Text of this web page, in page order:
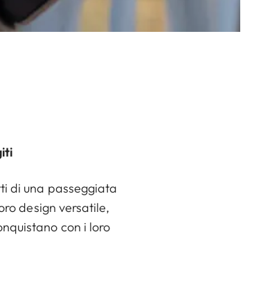
di una passeggiata
design versatile,
con i loro